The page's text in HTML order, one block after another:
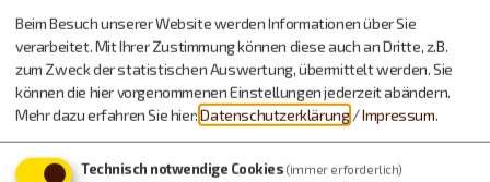
Adresse
Gästehaus Lehr
Herr Jürgen Lehr
Ringstraße 9
85125Kinding
Enkering
Tel.
08467 276
Beim Besuch unserer Website werden Informationen über Sie
verarbeitet. Mit Ihrer Zustimmung können diese auch an Dritte, z.B.
zum Zweck der statistischen Auswertung, übermittelt werden. Sie
können die hier vorgenommenen Einstellungen jederzeit abändern.
Mehr dazu erfahren Sie hier:Datenschutzerklärung /Impressum.
Technisch notwendige Cookies (immer erforderlich)